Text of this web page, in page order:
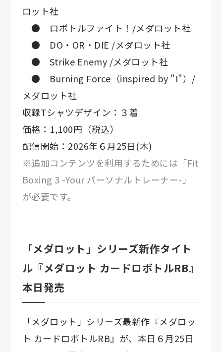
ロット社
● ロボトルファイト！/メダロット社
● DO・OR・DIE /メダロット社
● Strike Enemy /メダロット社
● Burning Force（inspired by "I"）/
メダロット社
収録Tシャツデザイン：３着
価格：1,100円（税込）
配信開始：2026年６月25日(木)
※追加コンテンツを利用するためには「Fit
Boxing 3 -Your パーソナルトレーナー-」
が必要です。
「メダロット」シリーズ新作タイト
ル『メダロット カードロボトルRB』
本日発売
「メダロット」シリーズ最新作『メダロッ
ト カードロボトルRB』が、本日６月25日